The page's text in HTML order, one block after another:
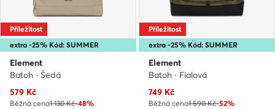
extra -25% Kód: SUMMER
Příležitost
Element
Batoh · Šedá
Aktuální cena
579 Kč
Běžná cena1 130 Kč-48%
extra -25% Kód: SUMMER
Příležitost
Element
Batoh · Fialová
Aktuální cena
749 Kč
Běžná cena1 590 Kč-52%